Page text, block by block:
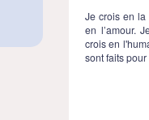
Je crois en
en l’amour.
crois en
sont faits